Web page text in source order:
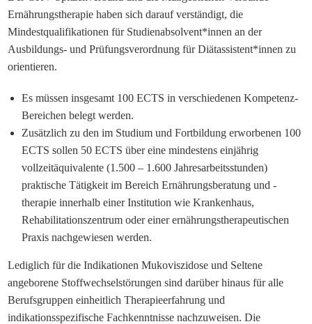
Ernährungstherapie haben sich darauf verständigt, die
Mindestqualifikationen für Studienabsolvent*innen an der
Ausbildungs- und Prüfungsverordnung für Diätassistent*innen zu
orientieren.
Es müssen insgesamt 100 ECTS in verschiedenen Kompetenz-
Bereichen belegt werden.
Zusätzlich zu den im Studium und Fortbildung erworbenen 100
ECTS sollen 50 ECTS über eine mindestens einjährig
vollzeitäquivalente (1.500 – 1.600 Jahresarbeitsstunden)
praktische Tätigkeit im Bereich Ernährungsberatung und -
therapie innerhalb einer Institution wie Krankenhaus,
Rehabilitationszentrum oder einer ernährungstherapeutischen
Praxis nachgewiesen werden.
Lediglich für die Indikationen Mukoviszidose und Seltene
angeborene Stoffwechselstörungen sind darüber hinaus für alle
Berufsgruppen einheitlich Therapieerfahrung und
indikationsspezifische Fachkenntnisse nachzuweisen. Die